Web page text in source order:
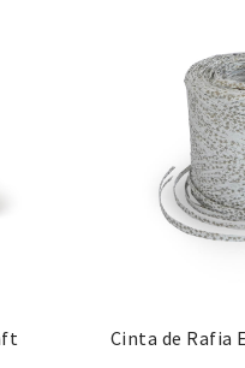
Cinta de Rafia